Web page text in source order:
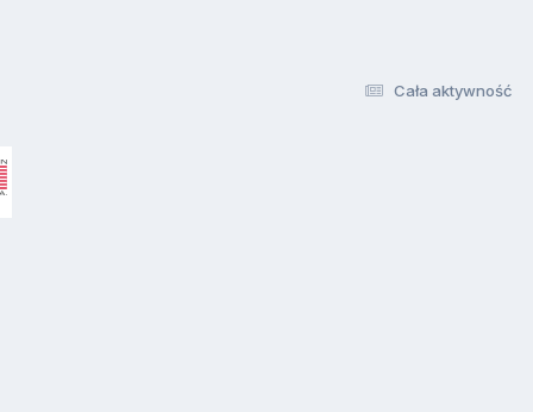
Cała aktywność